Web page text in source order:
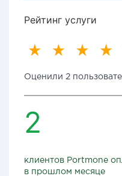
Рейтинг услуги
Оценили 2
2
клиентов Portmone
в прошлом месяце